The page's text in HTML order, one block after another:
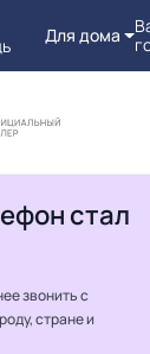
Для дома
стал
звонить с
стране и